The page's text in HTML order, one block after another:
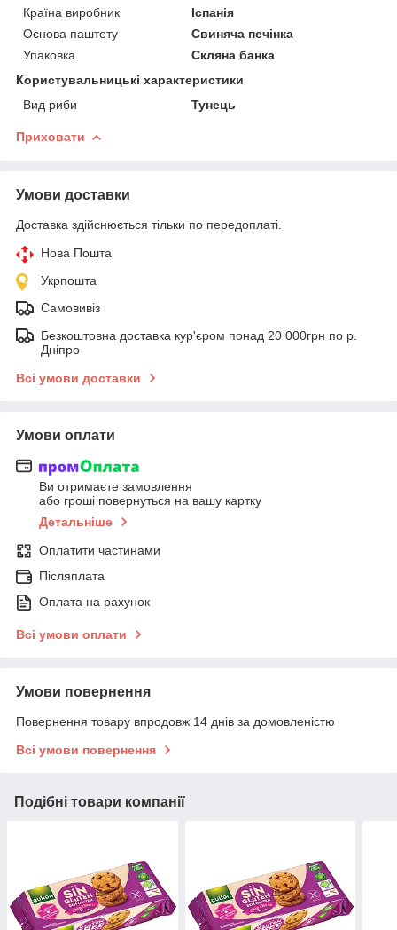
Країна виробник
Іспанія
Основа паштету
Свиняча печінка
Упаковка
Скляна банка
Користувальницькі характеристики
Вид риби
Тунець
Приховати
Умови доставки
Доставка здійснюється тільки по передоплаті.
Нова Пошта
Укрпошта
Самовивіз
Безкоштовна доставка кур'єром понад 20 000грн по р.
Дніпро
Всі умови доставки
Умови оплати
Ви отримаєте замовлення
або гроші повернуться на вашу картку
Детальніше
Оплатити частинами
Післяплата
Оплата на рахунок
Всі умови оплати
Умови повернення
Повернення товару впродовж 14 днів за домовленістю
Всі умови повернення
Подібні товари компанії